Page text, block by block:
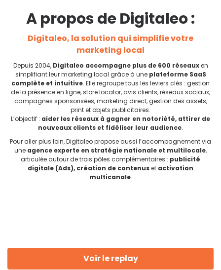
A propos de Digitaleo :
Digitaleo, la solution qui simplifie votre
marketing local
Depuis 2004, Digitaleo accompagne plus de 600 réseauxen
simplifiant leur marketing local grâce à une plateforme SaaS
complète et intuitive. Elle regroupe tous les leviers clés : gestion
de la présence en ligne, store locator, avis clients, réseaux sociaux,
campagnes sponsorisées, marketing direct, gestion des assets,
print et objets publicitaires.
L’objectif : aider les réseaux à gagner en notoriété, attirer de
nouveaux clients et fidéliser leur audience.
Pour aller plus loin, Digitaleo propose aussi l’accompagnement via
une agence experte en stratégie nationale et multilocale,
articulée autour de trois pôles complémentaires : publicité
digitale (Ads), création de contenuset activation
multicanale.
Voir le replay